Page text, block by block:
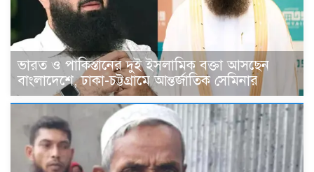
ভারত ও পাকিস্তানের দুই ইসলামিক বক্তা আসছেন
বাংলাদেশে, ঢাকা-চট্টগ্রামে আন্তর্জাতিক সেমিনার